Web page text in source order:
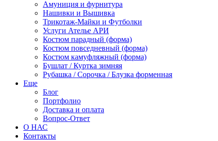
Амуниция и фурнитура
Нашивки и Вышивка
Трикотаж-Майки и Футболки
Услуги Ателье АРИ
Костюм парадный (форма)
Костюм повседневный (форма)
Костюм камуфляжный (форма)
Бушлат / Куртка зимняя
Рубашка / Сорочка / Блузка форменная
Еще
Блог
Портфолио
Доставка и оплата
Вопрос-Ответ
О НАС
Контакты